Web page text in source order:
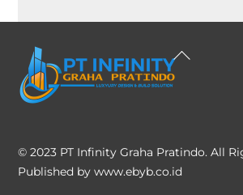
Back
© 2023 PT Infinity Graha Pratindo. All
Published bywww.ebyb.co.id